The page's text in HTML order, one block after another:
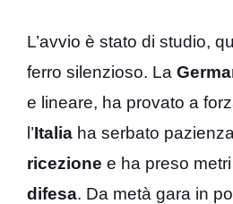
L’avvio è stato di studio,
ferro silenzioso. La
e lineare, ha provato a
l’Italia ha serbato
ricezione e ha preso
difesa. Da metà gara in